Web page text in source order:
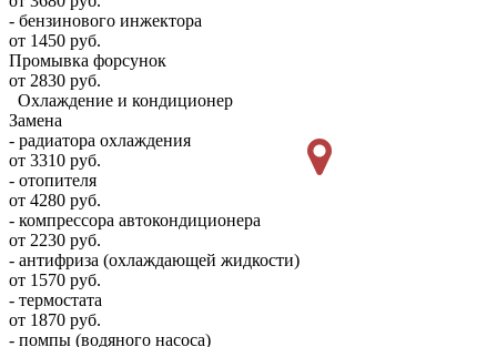
- бензинового инжектора
от 1450 руб.
Промывка форсунок
от 2830 руб.
Охлаждение и кондиционер
Замена
- радиатора охлаждения
от 3310 руб.
- отопителя
от 4280 руб.
- компрессора автокондиционера
от 2230 руб.
- антифриза (охлаждающей жидкости)
от 1570 руб.
- термостата
от 1870 руб.
- помпы (водяного насоса)